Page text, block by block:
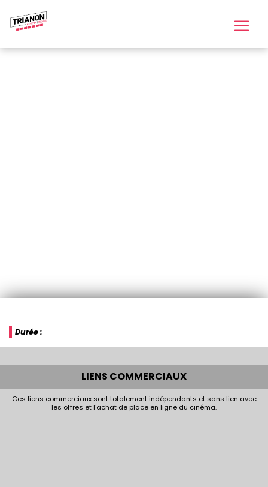
Durée :
LIENS COMMERCIAUX
Ces liens commerciaux sont totalement indépendants et sans lien avec
les offres et l'achat de place en ligne du cinéma.